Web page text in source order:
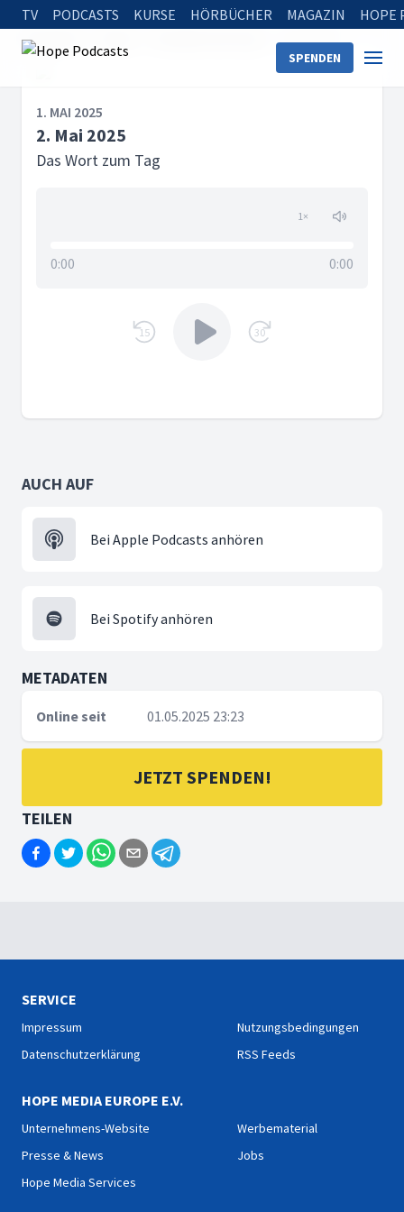
TV PODCASTS KURSE HÖRBÜCHER MAGAZIN HOPE
SPENDEN
Startseite 2. Mai 2025
1. MAI 2025
2. Mai 2025
Das Wort zum Tag
1×
0:00 0:00
15 30
AUCH AUF
Bei Apple Podcasts anhören
Bei Spotify anhören
METADATEN
Online seit 01.05.2025 23:23
JETZT SPENDEN!
TEILEN
SERVICE
Impressum
Datenschutzerklärung
Nutzungsbedingungen
RSS Feeds
HOPE MEDIA EUROPE E.V.
Unternehmens-Website
Presse & News
Hope Media Services
Werbematerial
Jobs